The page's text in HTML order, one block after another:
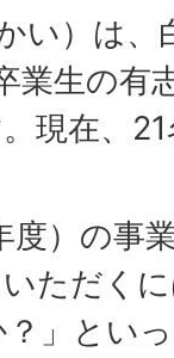
い）は、
業生の有
現在、
）の事
ただく
」とい